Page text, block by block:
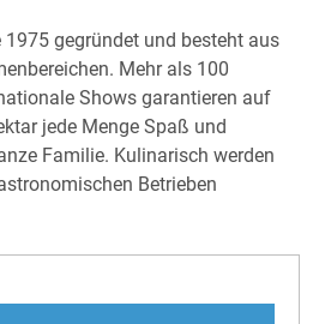
1975 gegründet und besteht aus
Mehr als 100
Shows garantieren auf
jede Menge Spaß und
Familie. Kulinarisch werden
Betrieben